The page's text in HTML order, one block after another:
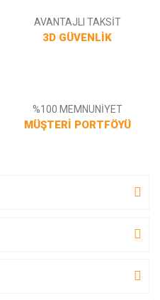
AVANTAJLI TAKSİT
3D GÜVENLİK
%100 MEMNUNİYET
MÜŞTERİ PORTFÖYÜ